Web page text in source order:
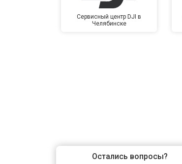
Сервисный центр DJI в
Челябинске
Остались вопросы?